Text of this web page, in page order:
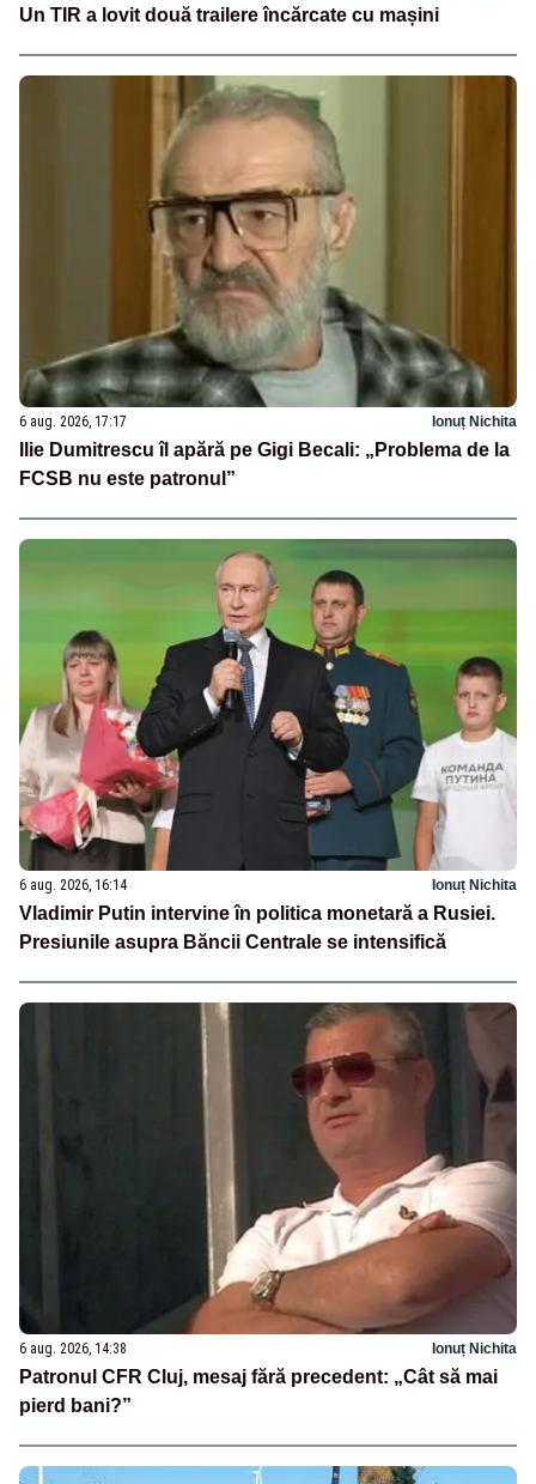
Un TIR a lovit două trailere încărcate cu mașini
6 aug. 2026, 17:17 Ionuț Nichita
Ilie Dumitrescu îl apără pe Gigi Becali: „Problema de la
FCSB nu este patronul”
6 aug. 2026, 16:14 Ionuț Nichita
Vladimir Putin intervine în politica monetară a Rusiei.
Presiunile asupra Băncii Centrale se intensifică
6 aug. 2026, 14:38 Ionuț Nichita
Patronul CFR Cluj, mesaj fără precedent: „Cât să mai
pierd bani?”